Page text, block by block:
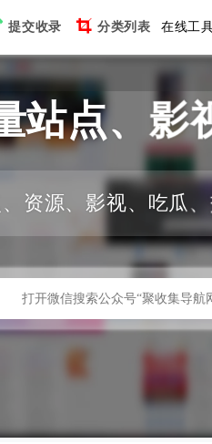
提交收录 分类列表 在线工
站点、影
资源、影视、吃瓜